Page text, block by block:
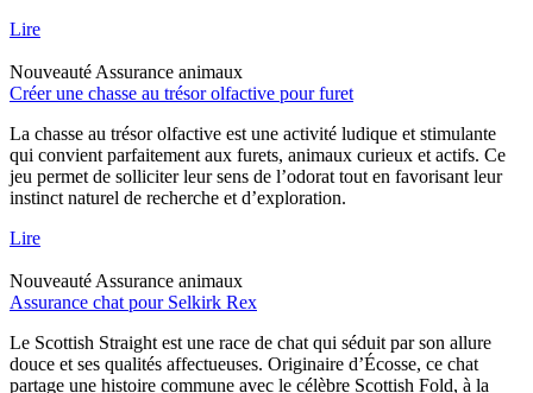
Lire
Nouveauté Assurance animaux
Créer une chasse au trésor olfactive pour furet
La chasse au trésor olfactive est une activité ludique et stimulante
qui convient parfaitement aux furets, animaux curieux et actifs. Ce
jeu permet de solliciter leur sens de l’odorat tout en favorisant leur
instinct naturel de recherche et d’exploration.
Lire
Nouveauté Assurance animaux
Assurance chat pour Selkirk Rex
Le Scottish Straight est une race de chat qui séduit par son allure
douce et ses qualités affectueuses. Originaire d’Écosse, ce chat
partage une histoire commune avec le célèbre Scottish Fold, à la